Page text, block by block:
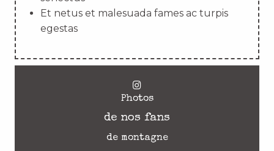
Et netus et malesuada fames ac turpis
egestas
Photos
de nos fans
de montagne